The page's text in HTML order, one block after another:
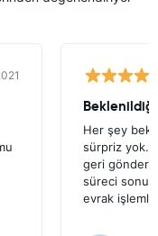
Her şey
sürpriz
geri
süreci
evrak